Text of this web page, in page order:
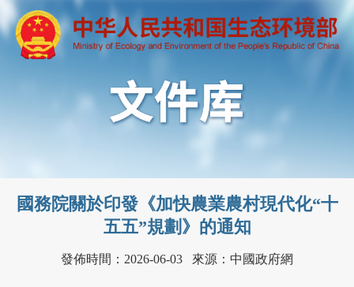
國務院關於印發《加快農業農村現代化“十
五五”規劃》的通知
發佈時間：2026-06-03 來源：中國政府網